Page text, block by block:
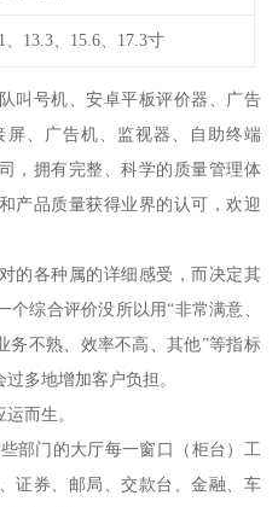
、13.3、15.6、17.3寸
叫号机、安卓平板评价器、广告
、广告机、监视器、自助终端
，拥有完整、科学的质量管理体
产品质量获得业界的认可，欢迎
的各种属的详细感受，而决定其
综合评价没所以用“非常满意、
务不熟、效率不高、其他”等指标
多地增加客户负担。
而生。
部门的大厅每一窗口（柜台）工
证券、邮局、交款台、金融、车